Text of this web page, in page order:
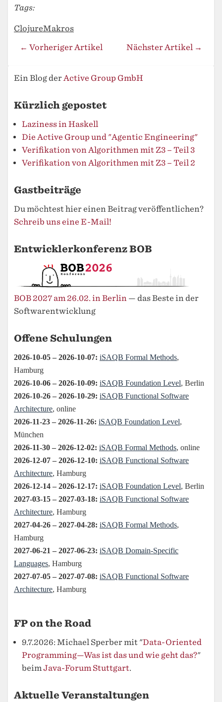
Tags:
ClojureMakros
← Vorheriger Artikel
Nächster Artikel →
Ein Blog der Active Group GmbH
Kürzlich gepostet
Laziness in Haskell
Die Active Group und "Agentic Engineering"
Verifikation von Algorithmen mit Z3 – Teil 3
Verifikation von Algorithmen mit Z3 – Teil 2
Gastbeiträge
Du möchtest hier einen Beitrag veröffentlichen?
Schreib uns eine E-Mail!
Entwicklerkonferenz BOB
BOB 2027 am 26.02. in Berlin — das Beste in der
Softwarentwicklung
Offene Schulungen
FP on the Road
9.7.2026: Michael Sperber mit "Data-Oriented
Programming—Was ist das und wie geht das?"
beimJava-Forum Stuttgart.
Aktuelle Veranstaltungen